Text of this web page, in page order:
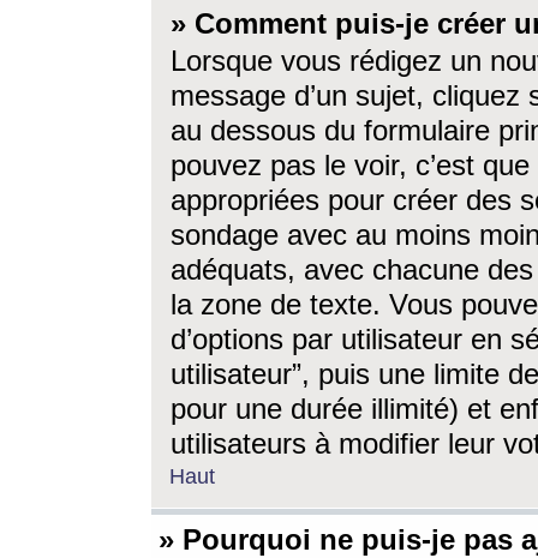
» Comment puis-je créer
Lorsque vous rédigez un
message d’un sujet, cliquez
au dessous du formulaire
pouvez pas le voir, c’est
appropriées pour créer des
sondage avec au moins
adéquats, avec chacune
la zone de texte. Vous
d’options par utilisateur en
utilisateur”, puis une limite
pour une durée illimité) et
utilisateurs à modifier leur
Haut
» Pourquoi ne puis-je pas